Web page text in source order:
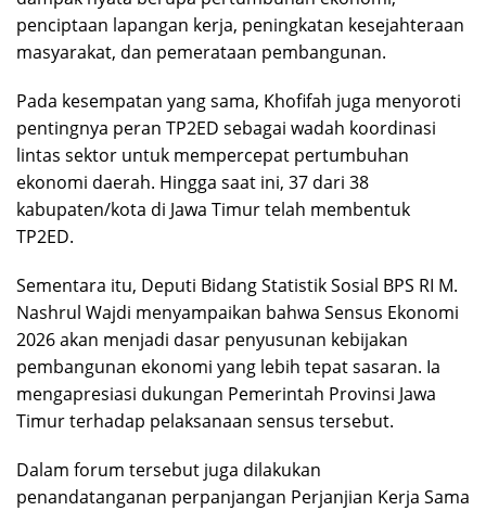
penciptaan lapangan kerja, peningkatan kesejahteraan
masyarakat, dan pemerataan pembangunan.
Pada kesempatan yang sama, Khofifah juga menyoroti
pentingnya peran TP2ED sebagai wadah koordinasi
lintas sektor untuk mempercepat pertumbuhan
ekonomi daerah. Hingga saat ini, 37 dari 38
kabupaten/kota di Jawa Timur telah membentuk
TP2ED.
Sementara itu, Deputi Bidang Statistik Sosial BPS RI M.
Nashrul Wajdi menyampaikan bahwa Sensus Ekonomi
2026 akan menjadi dasar penyusunan kebijakan
pembangunan ekonomi yang lebih tepat sasaran. Ia
mengapresiasi dukungan Pemerintah Provinsi Jawa
Timur terhadap pelaksanaan sensus tersebut.
Dalam forum tersebut juga dilakukan
penandatanganan perpanjangan Perjanjian Kerja Sama